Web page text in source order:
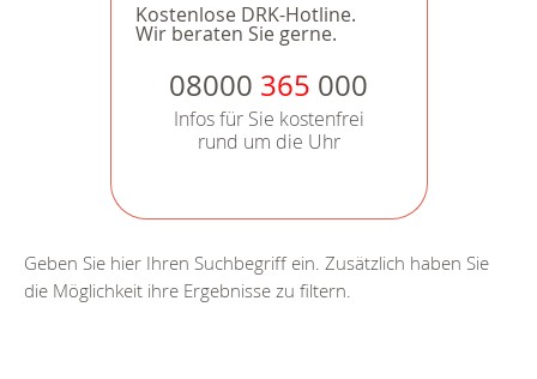
Kostenlose DRK-Hotline.
Wir beraten Sie gerne.
08000 365 000
Infos für Sie kostenfrei
rund um die Uhr
Geben Sie hier Ihren Suchbegriff ein. Zusätzlich haben Sie
die Möglichkeit ihre Ergebnisse zu filtern.